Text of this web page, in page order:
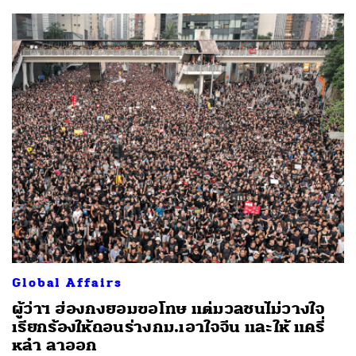
Global Affairs
ผู้ว่าฯ ฮ่องกงยอมขอโทษ แต่มวลชนไม่วางใจ
เรียกร้องให้ถอนร่างกม.เอาใจจีน และให้ แครี่
หลำ ลาออก